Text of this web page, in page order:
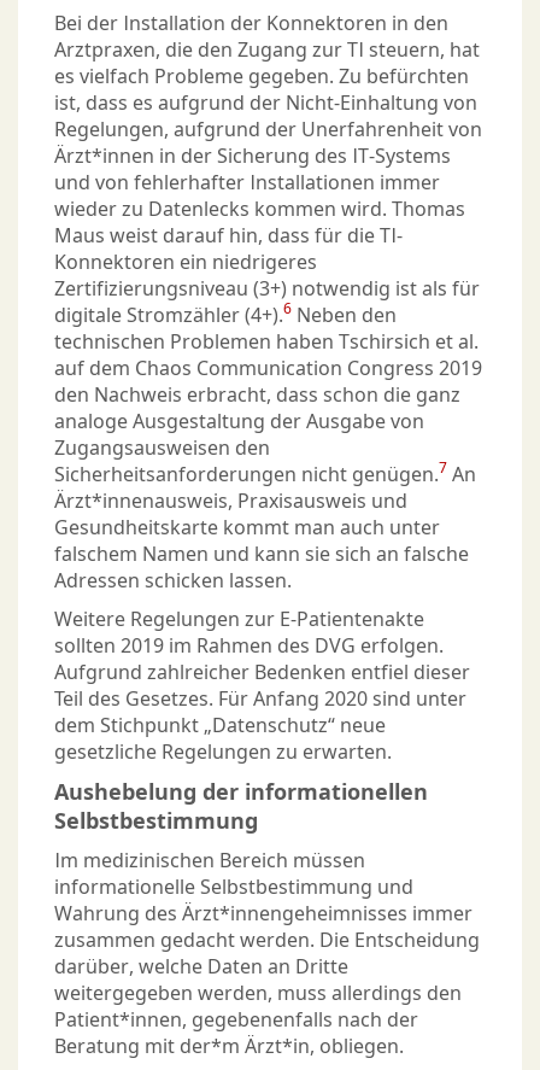
Bei der Installation der Konnektoren in den
Arztpraxen, die den Zugang zur TI steuern, hat
es vielfach Probleme gegeben. Zu befürchten
ist, dass es aufgrund der Nicht-Einhaltung von
Regelungen, aufgrund der Unerfahrenheit von
Ärzt*innen in der Sicherung des IT-Systems
und von fehlerhafter Installationen immer
wieder zu Datenlecks kommen wird. Thomas
Maus weist darauf hin, dass für die TI-
Konnektoren ein niedrigeres
Zertifizierungsniveau (3+) notwendig ist als für
digitale Stromzähler (4+).6 Neben den
technischen Problemen haben Tschirsich et al.
auf dem Chaos Communication Congress 2019
den Nachweis erbracht, dass schon die ganz
analoge Ausgestaltung der Ausgabe von
Zugangsausweisen den
Sicherheitsanforderungen nicht genügen.7 An
Ärzt*innenausweis, Praxisausweis und
Gesundheitskarte kommt man auch unter
falschem Namen und kann sie sich an falsche
Adressen schicken lassen.
Weitere Regelungen zur E-Patientenakte
sollten 2019 im Rahmen des DVG erfolgen.
Aufgrund zahlreicher Bedenken entfiel dieser
Teil des Gesetzes. Für Anfang 2020 sind unter
dem Stichpunkt „Datenschutz“ neue
gesetzliche Regelungen zu erwarten.
Aushebelung der informationellen
Selbstbestimmung
Im medizinischen Bereich müssen
informationelle Selbstbestimmung und
Wahrung des Ärzt*innengeheimnisses immer
zusammen gedacht werden. Die Entscheidung
darüber, welche Daten an Dritte
weitergegeben werden, muss allerdings den
Patient*innen, gegebenenfalls nach der
Beratung mit der*m Ärzt*in, obliegen.